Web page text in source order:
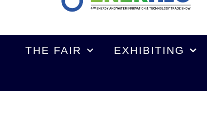
THE FAIR EXHIBITING